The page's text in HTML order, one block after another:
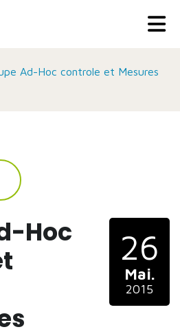
Ad-Hoc controle et Mesures
Hoc
26
Mai.
2015